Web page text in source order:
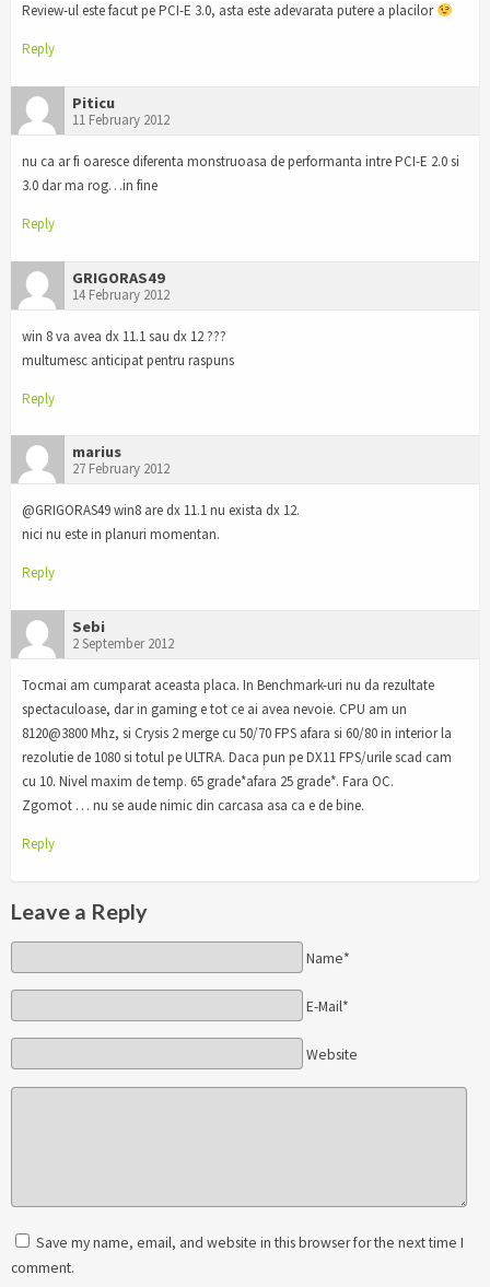
Review-ul este facut pe PCI-E 3.0, asta este adevarata putere a placilor
Reply
Piticu
11 February 2012
nu ca ar fi oaresce diferenta monstruoasa de performanta intre PCI-E 2.0 si
3.0 dar ma rog…in fine
Reply
GRIGORAS49
14 February 2012
win 8 va avea dx 11.1 sau dx 12 ???
multumesc anticipat pentru raspuns
Reply
marius
27 February 2012
@GRIGORAS49 win8 are dx 11.1 nu exista dx 12.
nici nu este in planuri momentan.
Reply
Sebi
2 September 2012
Tocmai am cumparat aceasta placa. In Benchmark-uri nu da rezultate
spectaculoase, dar in gaming e tot ce ai avea nevoie. CPU am un
8120@3800 Mhz, si Crysis 2 merge cu 50/70 FPS afara si 60/80 in interior la
rezolutie de 1080 si totul pe ULTRA. Daca pun pe DX11 FPS/urile scad cam
cu 10. Nivel maxim de temp. 65 grade*afara 25 grade*. Fara OC.
Zgomot … nu se aude nimic din carcasa asa ca e de bine.
Reply
Leave a Reply
Name*
E-Mail*
Website
Save my name, email, and website in this browser for the next time I
comment.